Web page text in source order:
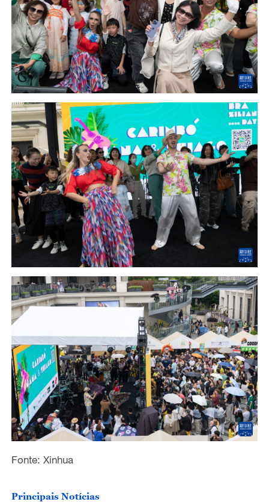
Fonte: Xinhua
Principais Notícias